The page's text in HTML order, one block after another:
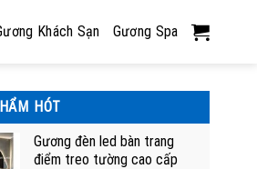
Khách Sạn Gương Spa
HÓT
Gương đèn led bàn trang
điểm treo tường cao cấp